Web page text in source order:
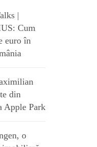
|
Cum
euro în
din
Apple Park
o